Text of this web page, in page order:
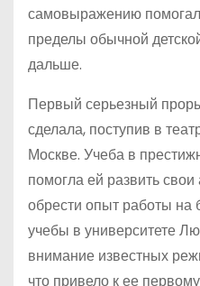
самовыражению
пределы обычной
дальше.
Первый серьезный
сделала, поступив в
Москве. Учеба в
помогла ей развить
обрести опыт работы
учебы в университете
внимание известных
что привело к ее